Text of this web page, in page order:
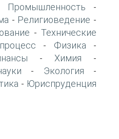
Промышленность -
- Религиоведение -
- Технические
- Физика -
- Химия -
- Экология -
- Юриспруденция